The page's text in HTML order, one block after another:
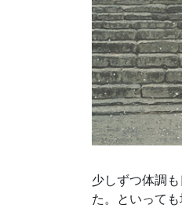
少しずつ体調
た。といって